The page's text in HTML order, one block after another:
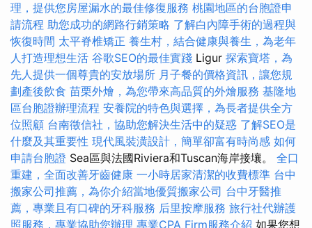
理，提供您房屋漏水的最佳修復服務 桃園地區的台胞證申
請流程 助您成功的網路行銷策略 了解白內障手術的過程與
恢復時間 太平脊椎矯正 養生村，結合健康與養生，為老年
人打造理想生活 谷歌SEO的最佳實踐 Ligur 探索寶塔，為
先人提供一個尊貴的安放場所 月子餐的價格資訊，讓您規
劃產後飲食 苗栗外燴，為您帶來高品質的外燴服務 基隆地
區台胞證辦理流程 安養院的特色與選擇，為長者提供全方
位照顧 台南徵信社，協助您解決生活中的疑惑 了解SEO是
什麼及其重要性 現代風裝潢設計，簡單卻富有時尚感 如何
申請台胞證 Sea區與法國Riviera和Tuscan海岸接壤。 全口
重建，全面改善牙齒健康 一小時居家清潔的收費標準 台中
搬家公司推薦，為你介紹當地優質搬家公司 台中牙醫推
薦，專業且有口碑的牙科服務 后里按摩服務 旅行社代辦護
照服務，專業協助您辦理 專業CPA Firm服務介紹 如果您想